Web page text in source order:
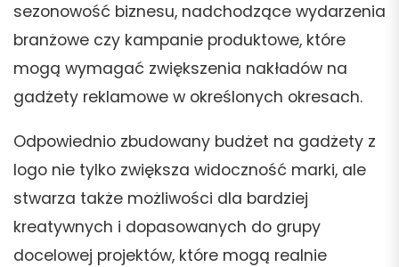
sezonowość biznesu, nadchodzące wydarzenia
branżowe czy kampanie produktowe, które
mogą wymagać zwiększenia nakładów na
gadżety reklamowe w określonych okresach.
Odpowiednio zbudowany budżet na gadżety z
logo nie tylko zwiększa widoczność marki, ale
stwarza także możliwości dla bardziej
kreatywnych i dopasowanych do grupy
docelowej projektów, które mogą realnie